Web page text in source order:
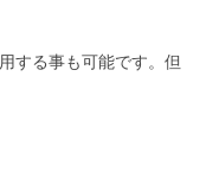
する事も可能です。但